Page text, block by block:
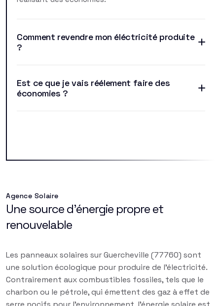
Comment revendre mon éléctricité produite
?
Est ce que je vais réélement faire des
économies ?
Agence Solaire
Une source d'énergie propre et
renouvelable
Les panneaux solaires sur Guercheville (77760) sont
une solution écologique pour produire de l'électricité.
Contrairement aux combustibles fossiles, tels que le
charbon ou le pétrole, qui émettent des gaz à effet de